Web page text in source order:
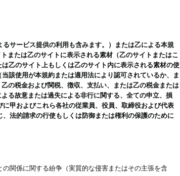
サービス提供の利用も含みます。）または乙による本規
または乙のサイトに表示される素材（乙のサイトまたはこ
乙のサイト上もしくは乙のサイト内に表示される素材の使
該使用が本規約または適用法により認可されているか、ま
の税金および関税、徴収、支払い、または乙の税金または
る故意または過失による非行に関する、全ての申立、損
甲およびこれら各社の従業員、役員、取締役および代表
法的請求の行使もしくは防御または権利の保護のために
関係に関する紛争（実質的な侵害またはその主張を含